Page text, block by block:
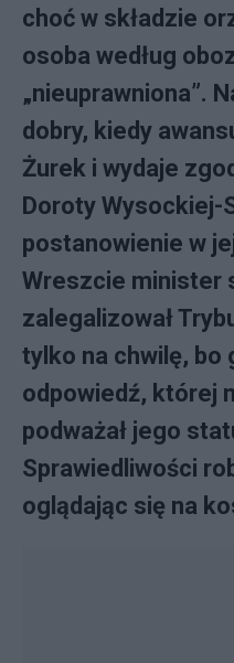
choć w składzie
osoba według
„nieuprawniona”.
dobry, kiedy
Żurek i wydaje
Doroty Wysockiej-
postanowienie w
Wreszcie minister
zalegalizował
tylko na chwilę, bo
odpowiedź, której
podważał jego
Sprawiedliwości
oglądając się na